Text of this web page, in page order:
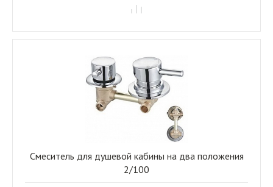
Смеситель для душевой кабины на два положения
2/100